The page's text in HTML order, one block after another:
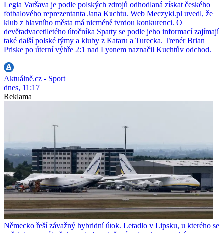
Legia Varšava je podle polských zdrojů odhodlaná získat českého
fotbalového reprezentanta Jana Kuchtu. Web Meczyki.pl uvedl, že
klub z hlavního města má nicméně tvrdou konkurenci. O
devětadvacetiletého útočníka Sparty se podle jeho informací zajímají
také další polské týmy a kluby z Kataru a Turecka. Trenér Brian
Priske po úterní výhře 2:1 nad Lyonem naznačil Kuchtův odchod.
Aktuálně.cz - Sport
dnes, 11:17
Reklama
Německo řeší závažný hybridní útok. Letadlo v Lipsku, u kterého se